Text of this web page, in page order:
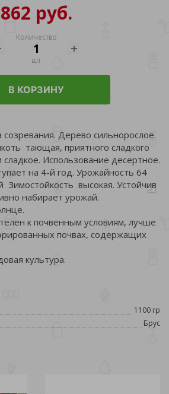
862 руб.
Количество
шт
В КОРЗИНУ
созревания. Дерево сильнорослое.
тающая, приятного сладкого
сладкое. Использование десертное.
на 4-й год. Урожайность 64
Зимостойкость высокая. Устойчив
набирает урожай.
к почвенным условиям, лучше
почвах, содержащих
культура.
1100 гр
Брус